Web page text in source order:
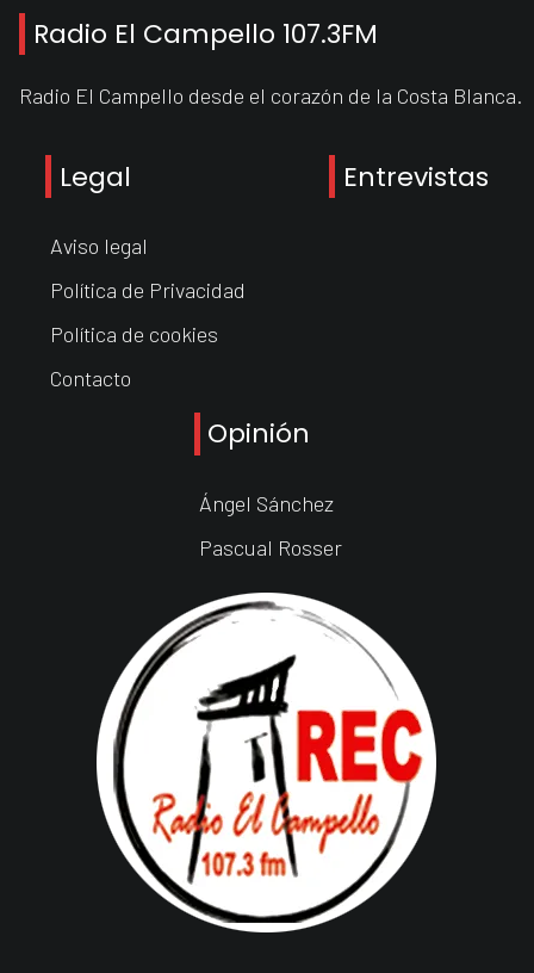
Radio El Campello 107.3FM
Radio El Campello desde el corazón de la Costa Blanca.
Legal
Aviso legal
Política de Privacidad
Política de cookies
Contacto
Entrevistas
Opinión
Ángel Sánchez
Pascual Rosser